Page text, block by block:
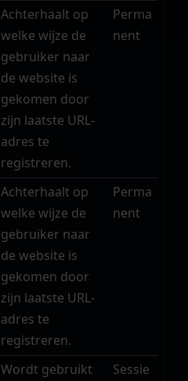
Achterhaalt op
welke wijze de
gebruiker naar
de website is
gekomen door
zijn laatste URL-
adres te
registreren.
Perma
nent
Achterhaalt op
welke wijze de
gebruiker naar
de website is
gekomen door
zijn laatste URL-
adres te
registreren.
Perma
nent
Wordt gebruikt
Sessie